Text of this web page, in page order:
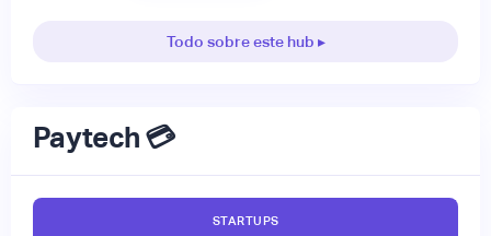
Todo sobre este hub ▸
Paytech 💳
STARTUPS